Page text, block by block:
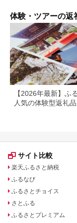
体験・ツアーの返
【2026年最新】ふ
人気の体験型返礼品
サイト比較
楽天ふるさと納税
ふるなび
ふるさとチョイス
さとふる
ふるさとプレミアム